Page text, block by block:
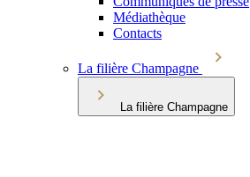
Médiathèque
Contacts
La filière Champagne
La filière Champagne